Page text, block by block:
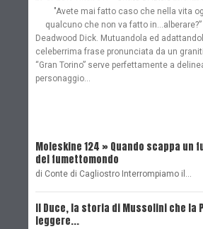
"Avete mai fatto caso che nella vita
qualcuno che non va fatto
Deadwood Dick. Mutuandola ed
celeberrima frase pronunciata da un
“Gran Torino” serve perfettamente a
personaggio...
Moleskine 124 » Quando scappa un
del fumettomondo
di Conte di Cagliostro Interrompiamo il…
Il Duce, la storia di Mussolini che la
leggere...